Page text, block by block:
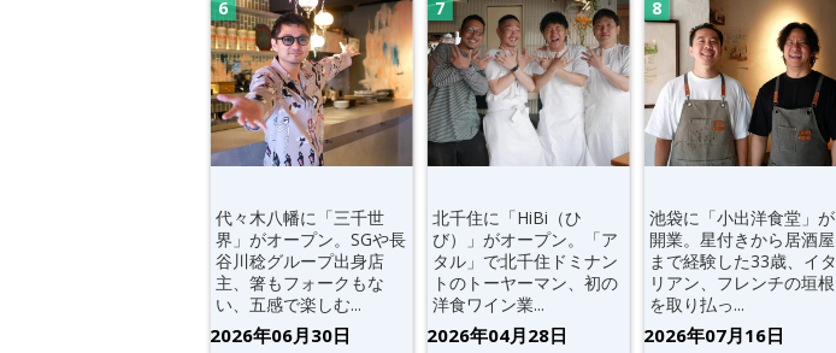
代々木八幡に「三千世
界」がオープン。SGや長
谷川稔グループ出身店
主、箸もフォークもな
い、五感で楽しむ...
2026年06月30日
北千住に「HiBi（ひ
び）」がオープン。「ア
タル」で北千住ドミナン
トのトーヤーマン、初の
洋食ワイン業...
2026年04月28日
池袋に「小出洋食堂」が
開業。星付きから居酒屋
まで経験した33歳、イタ
リアン、フレンチの垣根
を取り払っ...
2026年07月16日